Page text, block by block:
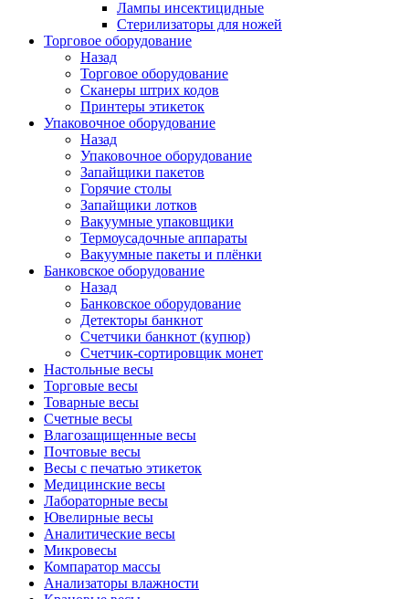
Лампы инсектицидные
Стерилизаторы для ножей
Торговое оборудование
Назад
Торговое оборудование
Сканеры штрих кодов
Принтеры этикеток
Упаковочное оборудование
Назад
Упаковочное оборудование
Запайщики пакетов
Горячие столы
Запайщики лотков
Вакуумные упаковщики
Термоусадочные аппараты
Вакуумные пакеты и плёнки
Банковское оборудование
Назад
Банковское оборудование
Детекторы банкнот
Cчетчики банкнот (купюр)
Счетчик-сортировщик монет
Настольные весы
Торговые весы
Товарные весы
Счетные весы
Влагозащищенные весы
Почтовые весы
Весы с печатью этикеток
Медицинские весы
Лабораторные весы
Ювелирные весы
Аналитические весы
Микровесы
Компаратор массы
Анализаторы влажности